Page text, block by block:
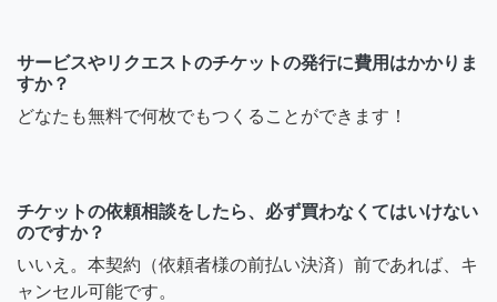
サービスやリクエストのチケットの発行に費用はかかりま
すか？
どなたも無料で何枚でもつくることができます！
チケットの依頼相談をしたら、必ず買わなくてはいけない
のですか？
いいえ。本契約（依頼者様の前払い決済）前であれば、キ
ャンセル可能です。